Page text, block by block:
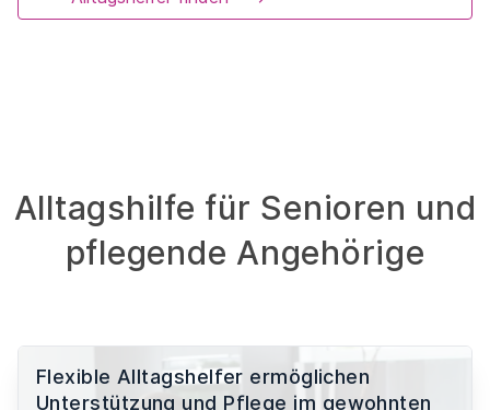
Alltagshilfe für Senioren und
pflegende Angehörige
Flexible Alltagshelfer ermöglichen
Unterstützung und Pflege im gewohnten